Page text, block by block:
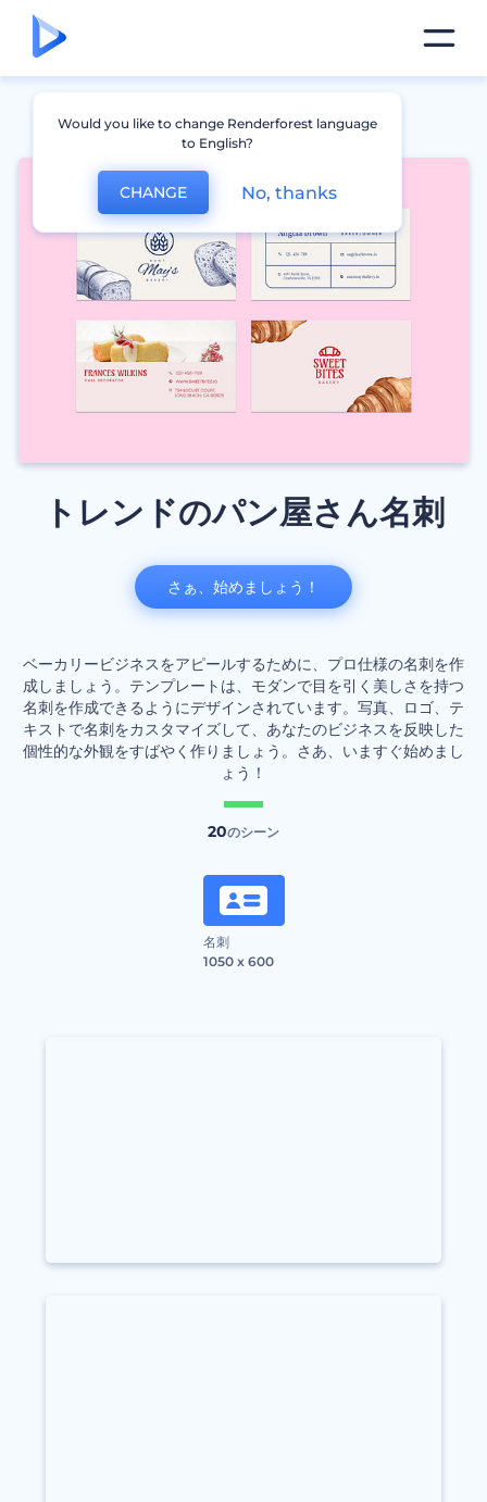
トレンドのパン屋さん名刺
ベーカリービジネスをアピールするために、プロ仕様の名刺を作
成しましょう。テンプレートは、モダンで目を引く美しさを持つ
名刺を作成できるようにデザインされています。写真、ロゴ、テ
キストで名刺をカスタマイズして、あなたのビジネスを反映した
個性的な外観をすばやく作りましょう。さあ、いますぐ始めまし
ょう！
20のシーン
名刺
1050 x 600
さぁ、始めましょう！
Would you like to change Renderforest language
to English?
CHANGE No, thanks